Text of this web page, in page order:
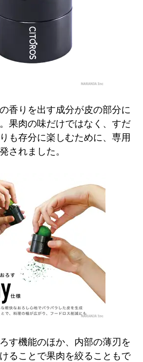
香りを出す成分が皮の部分に
果肉の味だけではなく、すだ
も存分に楽しむために、専用
されました。
す機能のほか、内部の薄刃を
ることで果肉を絞ることもで